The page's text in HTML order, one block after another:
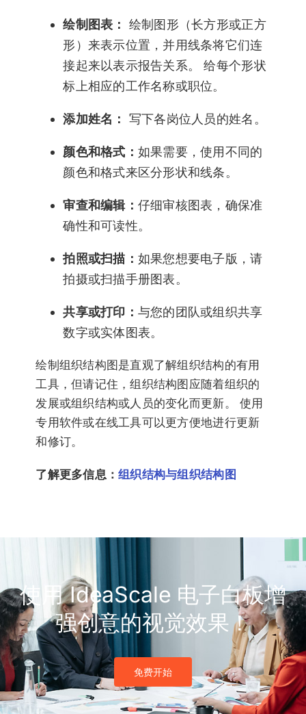
绘制图表： 绘制图形（长方形或正方
形）来表示位置，并用线条将它们连
接起来以表示报告关系。 给每个形状
标上相应的工作名称或职位。
添加姓名： 写下各岗位人员的姓名。
颜色和格式： 如果需要，使用不同的
颜色和格式来区分形状和线条。
审查和编辑： 仔细审核图表，确保准
确性和可读性。
拍照或扫描： 如果您想要电子版，请
拍摄或扫描手册图表。
共享或打印： 与您的团队或组织共享
数字或实体图表。
绘制组织结构图是直观了解组织结构的有用
工具，但请记住，组织结构图应随着组织的
发展或组织结构或人员的变化而更新。 使用
专用软件或在线工具可以更方便地进行更新
和修订。
了解更多信息：组织结构与组织结构图
使用 IdeaScale 电子白板增
强创意的视觉效果！
免费开始